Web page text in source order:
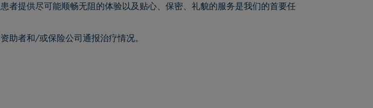
者提供尽可能顺畅无阻的体验以及贴心、保密、礼貌的服务是我们的首要任
助者和/或保险公司通报治疗情况。